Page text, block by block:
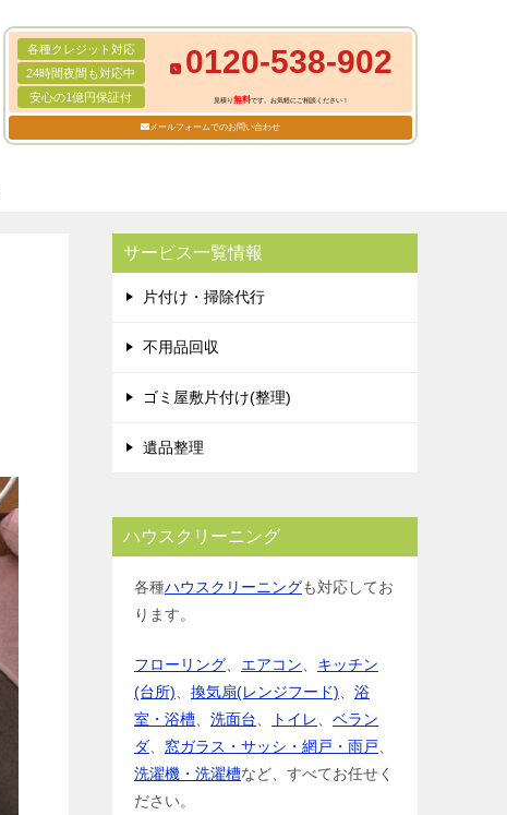
各種クレジット対応
24時間夜間も対応中
安心の1億円保証付
0120-538-902
見積り無料です。お気軽にご相談ください！
メールフォームでのお問い合わせ
サービス一覧情報
片付け・掃除代行
不用品回収
ゴミ屋敷片付け(整理)
遺品整理
ハウスクリーニング
各種ハウスクリーニングも対応してお
ります。
フローリング エアコン
キッチン
(台所)
換気扇(レンジフード)
浴
室・浴槽
洗面台 トイレ
ベラン
ダ
窓ガラス・サッシ・網戸・雨戸
洗濯機・洗濯槽など、すべてお任せく
ださい。